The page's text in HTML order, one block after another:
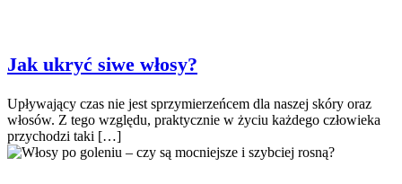
Jak ukryć siwe włosy?
Upływający czas nie jest sprzymierzeńcem dla naszej skóry oraz
włosów. Z tego względu, praktycznie w życiu każdego człowieka
przychodzi taki […]